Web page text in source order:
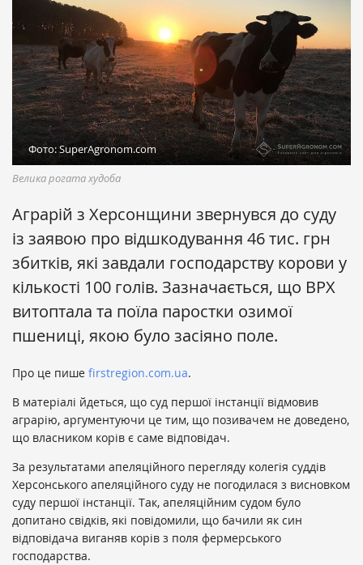
Фото: SuperAgronom.com
Велика рогата худоба
Аграрій з Херсонщини звернувся до суду
із заявою про відшкодування 46 тис. грн
збитків, які завдали господарству корови у
кількості 100 голів. Зазначається, що ВРХ
витоптала та поїла паростки озимої
пшениці, якою було засіяно поле.
Про це пише firstregion.com.ua.
В матеріалі йдеться, що суд першої інстанції відмовив
аграрію, аргументуючи це тим, що позивачем не доведено,
що власником корів є саме відповідач.
За результатами апеляційного перегляду колегія суддів
Херсонського апеляційного суду не погодилася з висновком
суду першої інстанції. Так, апеляційним судом було
допитано свідків, які повідомили, що бачили як син
відповідача виганяв корів з поля фермерського
господарства.